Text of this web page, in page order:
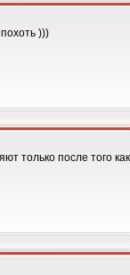
)))
только после того